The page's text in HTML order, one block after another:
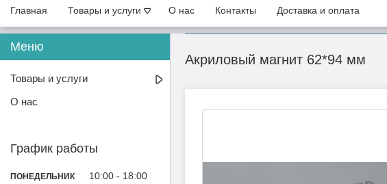
Главная Товары и услуги О нас Контакты Доставка и оплата
Акриловый магнит 62*94 мм
Товары и услуги
О нас
График работы
ПОНЕДЕЛЬНИК 10:00 18:00